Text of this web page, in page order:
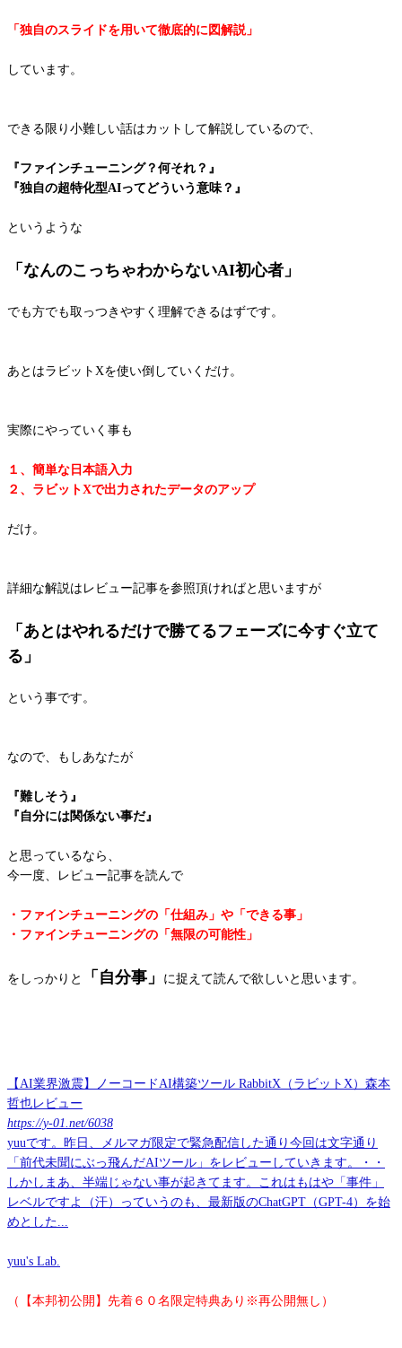
「独自のスライドを用いて徹底的に図解説」
しています。
できる限り小難しい話はカットして解説しているので、
『ファインチューニング？何それ？』
『独自の超特化型AIってどういう意味？』
というような
「なんのこっちゃわからないAI初心者」
でも方でも取っつきやすく理解できるはずです。
あとはラビットXを使い倒していくだけ。
実際にやっていく事も
１、簡単な日本語入力
２、ラビットXで出力されたデータのアップ
だけ。
詳細な解説はレビュー記事を参照頂ければと思いますが
「あとはやれるだけで勝てるフェーズに今すぐ立て
る」
という事です。
なので、もしあなたが
『難しそう』
『自分には関係ない事だ』
と思っているなら、
今一度、レビュー記事を読んで
・ファインチューニングの「仕組み」や「できる事」
・ファインチューニングの「無限の可能性」
をしっかりと 「自分事」 に捉えて読んで欲しいと思います。
【AI業界激震】ノーコードAI構築ツール RabbitX（ラビットX）森本
哲也レビュー
https://y-01.net/6038
yuuです。昨日、メルマガ限定で緊急配信した通り今回は文字通り
「前代未聞にぶっ飛んだAIツール」をレビューしていきます。・・
しかしまあ、半端じゃない事が起きてます。これはもはや「事件」
レベルですよ（汗）っていうのも、最新版のChatGPT（GPT-4）を始
めとした...
yuu's Lab.
（【本邦初公開】先着６０名限定特典あり※再公開無し）